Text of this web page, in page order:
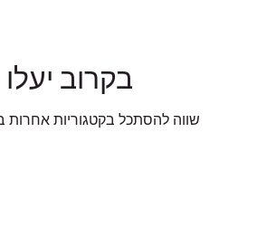
בקרוב
שווה להסתכל בקטגוריות אחרות